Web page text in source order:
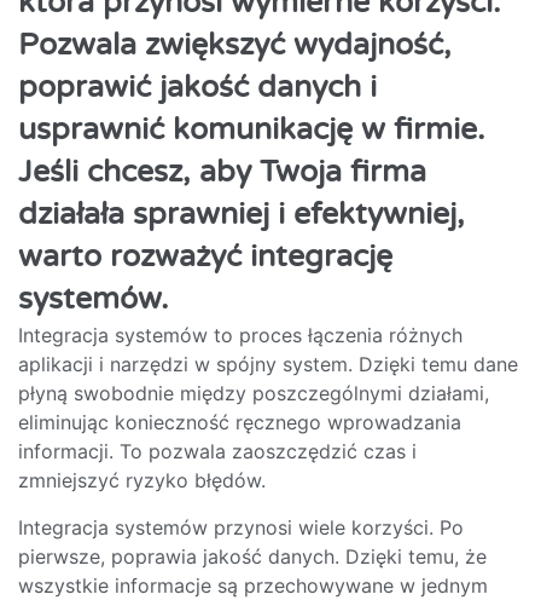
Pozwala zwiększyć wydajność,
poprawić jakość danych i
usprawnić komunikację w firmie.
Jeśli chcesz, aby Twoja firma
działała sprawniej i efektywniej,
warto rozważyć integrację
systemów.
Integracja systemów to proces łączenia różnych
aplikacji i narzędzi w spójny system. Dzięki temu dane
płyną swobodnie między poszczególnymi działami,
eliminując konieczność ręcznego wprowadzania
informacji. To pozwala zaoszczędzić czas i
zmniejszyć ryzyko błędów.
Integracja systemów przynosi wiele korzyści. Po
pierwsze, poprawia jakość danych. Dzięki temu, że
wszystkie informacje są przechowywane w jednym